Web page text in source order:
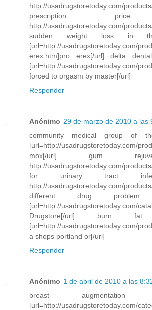
http://usadrugstoretoday.com/
prescription price
http://usadrugstoretoday.com/
sudden weight loss in
[url=http://usadrugstoretoday.com/
erex.htm]pro erex[/url] delta
[url=http://usadrugstoretoday.com/
forced to orgasm by master[/url]
Responder
Anónimo 29 de marzo de 2010 a las
community medical group of
[url=http://usadrugstoretoday.com/
mox[/url] gum
http://usadrugstoretoday.com/
for urinary tract
http://usadrugstoretoday.com/
different drug
[url=http://usadrugstoretoday.com/
Drugstore[/url] burn
[url=http://usadrugstoretoday.com/
a shops portland or[/url]
Responder
Anónimo 1 de abril de 2010 a las
breast
[url=http://usadrugstoretoday.com/